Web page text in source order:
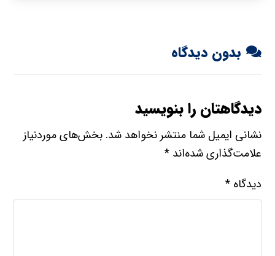
بدون دیدگاه
دیدگاهتان را بنویسید
نشانی ایمیل شما منتشر نخواهد شد. بخش‌های موردنیاز
علامت‌گذاری شده‌اند*
دیدگاه*